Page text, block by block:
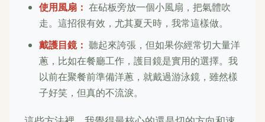
使用風扇： 在砧板旁放一個小風扇，把氣體吹
走。這招很有效，尤其夏天時，我常這樣做。
戴護目鏡： 聽起來誇張，但如果你經常切大量洋
蔥，比如在餐廳工作，護目鏡是實用的選擇。我
以前在聚餐前準備洋蔥，就戴過游泳鏡，雖然樣
子好笑，但真的不流淚。